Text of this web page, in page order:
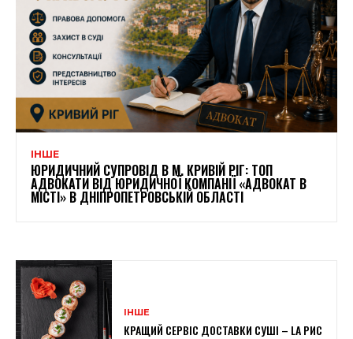
ІНШЕ
ЮРИДИЧНИЙ СУПРОВІД В М. КРИВІЙ РІГ: ТОП
АДВОКАТИ ВІД ЮРИДИЧНОЇ КОМПАНІЇ «АДВОКАТ В
МІСТІ» В ДНІПРОПЕТРОВСЬКІЙ ОБЛАСТІ
ІНШЕ
КРАЩИЙ СЕРВІС ДОСТАВКИ СУШІ – LA РИС